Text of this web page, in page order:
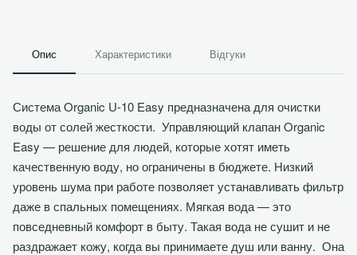
Опис Характеристики Відгуки
Система Organic U-10 Easy предназначена для очистки
воды от солей жесткости. Управляющий клапан Organic
Easy — решение для людей, которые хотят иметь
качественную воду, но ограничены в бюджете. Низкий
уровень шума при работе позволяет устанавливать фильтр
даже в спальных помещениях. Мягкая вода — это
повседневный комфорт в быту. Такая вода не сушит и не
раздражает кожу, когда вы принимаете душ или ванну. Она